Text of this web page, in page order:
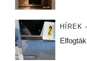
HÍREK